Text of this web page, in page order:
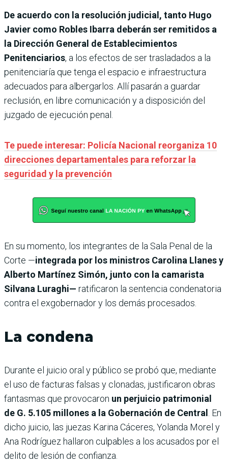
De acuerdo con la resolución judicial, tanto Hugo
Javier como Robles Ibarra deberán ser remitidos a
la Dirección General de Establecimientos
Penitenciarios, a los efectos de ser trasladados a la
penitenciaría que tenga el espacio e infraestructura
adecuados para albergarlos. Allí pasarán a guardar
reclusión, en libre comunicación y a disposición del
juzgado de ejecución penal.
Te puede interesar: Policía Nacional reorganiza 10
direcciones departamentales para reforzar la
seguridad y la prevención
En su momento, los integrantes de la Sala Penal de la
Corte —integrada por los ministros Carolina Llanes y
Alberto Martínez Simón, junto con la camarista
Silvana Luraghi— ratificaron la sentencia condenatoria
contra el exgobernador y los demás procesados.
La condena
Durante el juicio oral y público se probó que, mediante
el uso de facturas falsas y clonadas, justificaron obras
fantasmas que provocaron un perjuicio patrimonial
de G. 5.105 millones a la Gobernación de Central . En
dicho juicio, las juezas Karina Cáceres, Yolanda Morel y
Ana Rodríguez hallaron culpables a los acusados por el
delito de lesión de confianza.